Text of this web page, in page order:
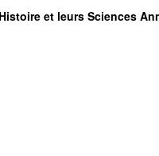
et leurs Sciences